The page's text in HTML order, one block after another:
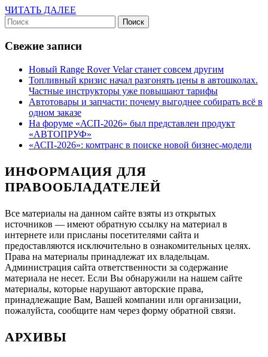
ЧИТАТЬ ДАЛЕЕ
Найти:
Свежие записи
Новый Range Rover Velar станет совсем другим
Топливный кризис начал разгонять цены в автошколах.
Частные инструкторы уже повышают тарифы
Автотовары и запчасти: почему выгоднее собирать всё в
одном заказе
На форуме «АСП-2026» был представлен продукт
«АВТОПРУФ»
«АСП-2026»: комтранс в поиске новой бизнес-модели
ИНФОРМАЦИЯ ДЛЯ
ПРАВООБЛАДАТЕЛЕЙ
Все материалы на данном сайте взяты из открытых
источников — имеют обратную ссылку на материал в
интернете или присланы посетителями сайта и
предоставляются исключительно в ознакомительных целях.
Права на материалы принадлежат их владельцам.
Администрация сайта ответственности за содержание
материала не несет. Если Вы обнаружили на нашем сайте
материалы, которые нарушают авторские права,
принадлежащие Вам, Вашей компании или организации,
пожалуйста, сообщите нам через форму обратной связи.
АРХИВЫ